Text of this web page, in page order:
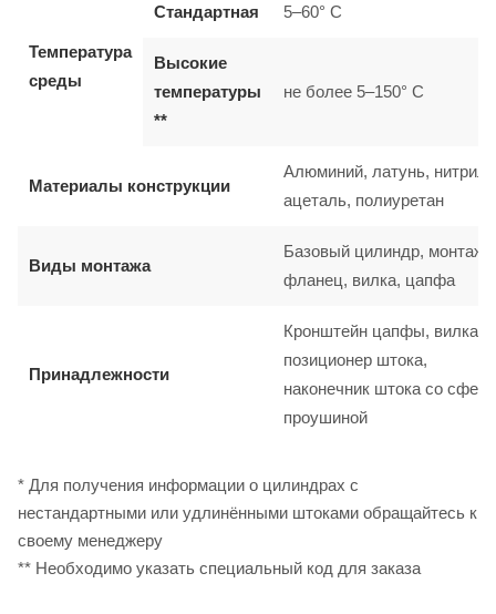
Температура
среды
Стандартная 5–60° C
Высокие
температуры
**
не более 5–150° C
Материалы конструкции
Алюминий, латунь, нитрил,
ацеталь, полиуретан
Виды монтажа
Базовый цилиндр, монтаж
фланец, вилка, цапфа
Принадлежности
Кронштейн цапфы, вилка
позиционер штока,
наконечник штока со
проушиной
* Для получения информации о цилиндрах с
нестандартными или удлинёнными штоками обращайтесь к
своему менеджеру
** Необходимо указать специальный код для заказа